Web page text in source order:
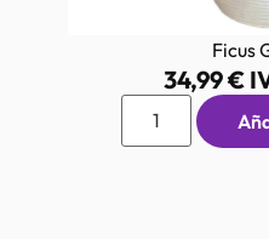
Ficus
34,99€